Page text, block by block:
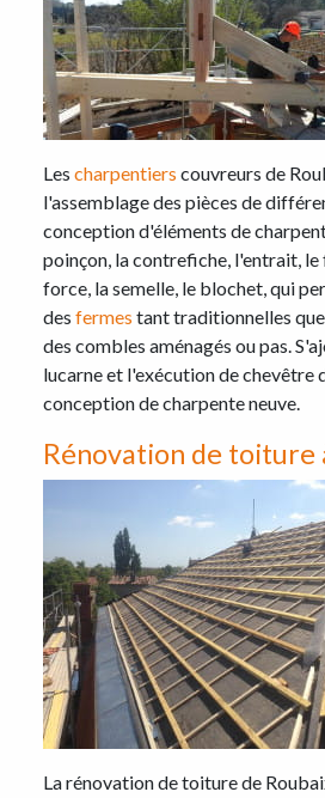
Les charpentiers couvreurs de
l'assemblage des pièces de
conception d'éléments de
poinçon, la contrefiche, l'entrait,
force, la semelle, le blochet, qui
des fermes tant traditionnelles
des combles aménagés ou pas.
lucarne et l'exécution de chevêtre
conception de charpente neuve.
Rénovation de toiture
La rénovation de toiture de